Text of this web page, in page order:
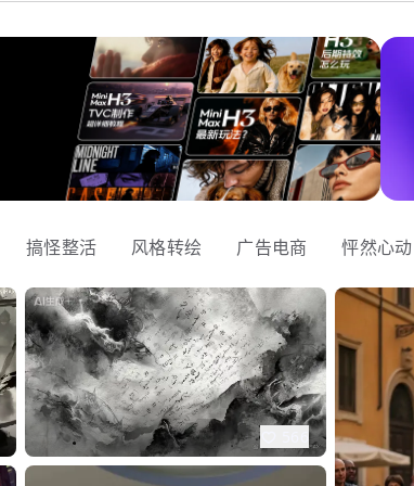
搞怪整活 风格转绘 广告电商 怦然心动